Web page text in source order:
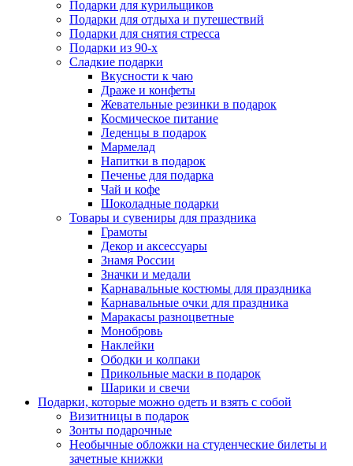
Подарки для курильщиков
Подарки для отдыха и путешествий
Подарки для снятия стресса
Подарки из 90-х
Сладкие подарки
Вкусности к чаю
Драже и конфеты
Жевательные резинки в подарок
Космическое питание
Леденцы в подарок
Мармелад
Напитки в подарок
Печенье для подарка
Чай и кофе
Шоколадные подарки
Товары и сувениры для праздника
Грамоты
Декор и аксессуары
Знамя России
Значки и медали
Карнавальные костюмы для праздника
Карнавальные очки для праздника
Маракасы разноцветные
Монобровь
Наклейки
Ободки и колпаки
Прикольные маски в подарок
Шарики и свечи
Подарки, которые можно одеть и взять с собой
Визитницы в подарок
Зонты подарочные
Необычные обложки на студенческие билеты и
зачетные книжки